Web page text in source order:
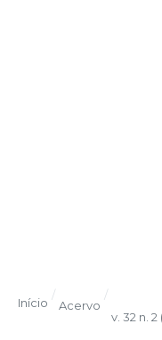
Início
/
Acervo
/
v. 32 n. 2